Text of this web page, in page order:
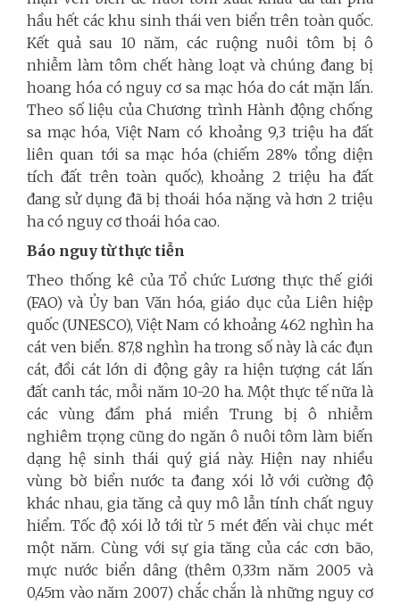
hầu hết các khu sinh tháiven biển trên toàn quốc.
Kết quả sau 10 năm, các ruộng nuôi tôm bị ô
nhiễm làm tôm chết hàng loạt và chúng đang bị
hoang hóa cónguy cơ sa mạc hóa do cát mặn lấn.
Theo số liệu của Chương trình Hành động chống
sa mạc hóa, Việt Nam có khoảng 9,3 triệu ha đất
liên quan tới sa mạc hóa (chiếm 28% tổng diện
tích đất trên toàn quốc), khoảng 2 triệu ha đất
đang sử dụng đã bị thoái hóa nặng và hơn 2 triệu
ha có nguy cơ thoái hóa cao.
Báo nguy từ thực tiễn
Theo thống kê của Tổ chức Lương thực thế giới
(FAO) và Ủy ban Văn hóa, giáo dục của Liên hiệp
quốc (UNESCO), Việt Nam có khoảng 462 nghìn ha
cát ven biển. 87,8 nghìn ha trong số này là các đụn
cát, đồi cát lớn di động gây ra hiện tượng cát lấn
đất canh tác, mỗi năm 10-20 ha. Một thực tế nữa là
các vùng đầm phá miền Trung bị ô nhiễm
nghiêm trọng cũng do ngăn ô nuôi tôm làm biến
dạng hệ sinh thái quý giá này. Hiện nay nhiều
vùng bờ biển nước ta đang xói lởvới cường độ
khác nhau, gia tăng cả quy mô lẫn tính chất nguy
hiểm. Tốc độ xói lở tới từ 5 mét đến vài chục mét
một năm. Cùng với sự gia tăng của cáccơn bão,
mực nước biển dâng (thêm 0,33m năm 2005 và
0,45m vào năm 2007) chắc chắn là nhữngnguy cơ